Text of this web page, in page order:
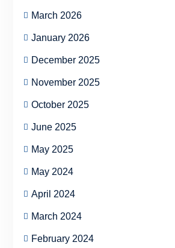
March 2026
January 2026
December 2025
November 2025
October 2025
June 2025
May 2025
May 2024
April 2024
March 2024
February 2024